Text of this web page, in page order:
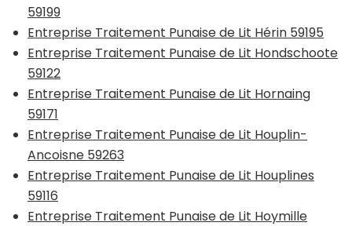
59199
Entreprise Traitement Punaise de Lit Hérin 59195
Entreprise Traitement Punaise de Lit Hondschoote
59122
Entreprise Traitement Punaise de Lit Hornaing
59171
Entreprise Traitement Punaise de Lit Houplin-
Ancoisne 59263
Entreprise Traitement Punaise de Lit Houplines
59116
Entreprise Traitement Punaise de Lit Hoymille